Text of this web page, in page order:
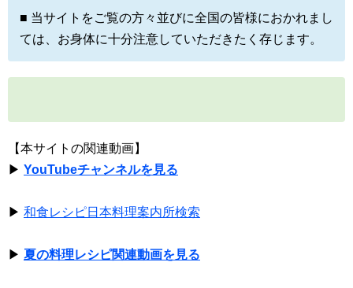
■ 当サイトをご覧の方々並びに全国の皆様におかれまし
ては、お身体に十分注意していただきたく存じます。
【本サイトの関連動画】
▶ YouTubeチャンネルを見る
▶ 和食レシピ日本料理案内所検索
▶ 夏の料理レシピ関連動画を見る